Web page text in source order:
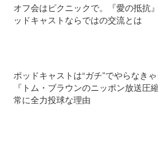
オフ会はピクニックで。『愛の抵抗
ッドキャストならではの交流とは
ポッドキャストは“ガチ”でやらなきゃ
『トム・ブラウンのニッポン放送圧
常に全力投球な理由